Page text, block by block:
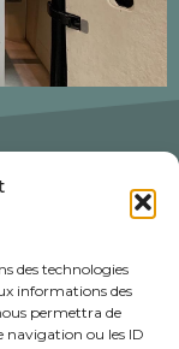
des technologies
informations des
permettra de
navigation ou les ID